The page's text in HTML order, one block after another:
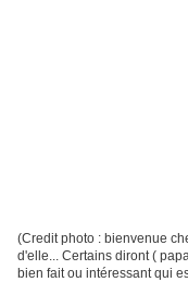
(Credit photo : bienvenue
d'elle... Certains diront (
bien fait ou intéressant qui